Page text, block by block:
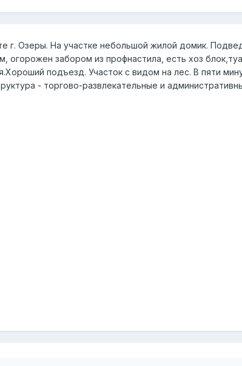
Озеры. На участке небольшой жилой домик.
забором из профнастила, есть хоз
подъезд. Участок с видом на лес. В пяти
- торгово-развлекательные и